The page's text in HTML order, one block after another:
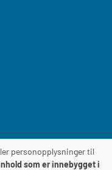
personopplysninger til
som er innebygget i